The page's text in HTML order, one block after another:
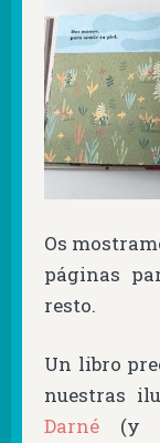
Os
páginas
resto.
Un libro
nuestras
Darné (y